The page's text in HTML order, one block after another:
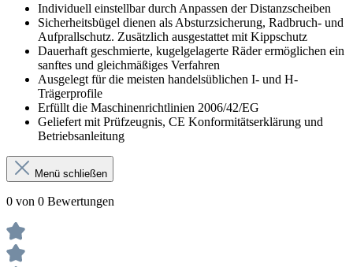
Individuell einstellbar durch Anpassen der Distanzscheiben
Sicherheitsbügel dienen als Absturzsicherung, Radbruch- und
Aufprallschutz. Zusätzlich ausgestattet mit Kippschutz
Dauerhaft geschmierte, kugelgelagerte Räder ermöglichen ein
sanftes und gleichmäßiges Verfahren
Ausgelegt für die meisten handelsüblichen I- und H-
Trägerprofile
Erfüllt die Maschinenrichtlinien 2006/42/EG
Geliefert mit Prüfzeugnis, CE Konformitätserklärung und
Betriebsanleitung
Menü schließen
0 von 0 Bewertungen